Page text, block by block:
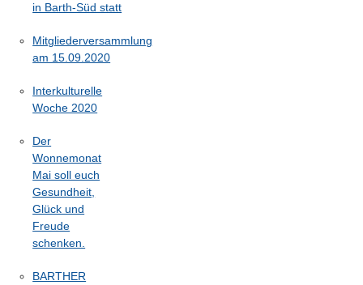
in Barth-Süd statt
Mitgliederversammlung
am 15.09.2020
Interkulturelle
Woche 2020
Der
Wonnemonat
Mai soll euch
Gesundheit,
Glück und
Freude
schenken.
BARTHER